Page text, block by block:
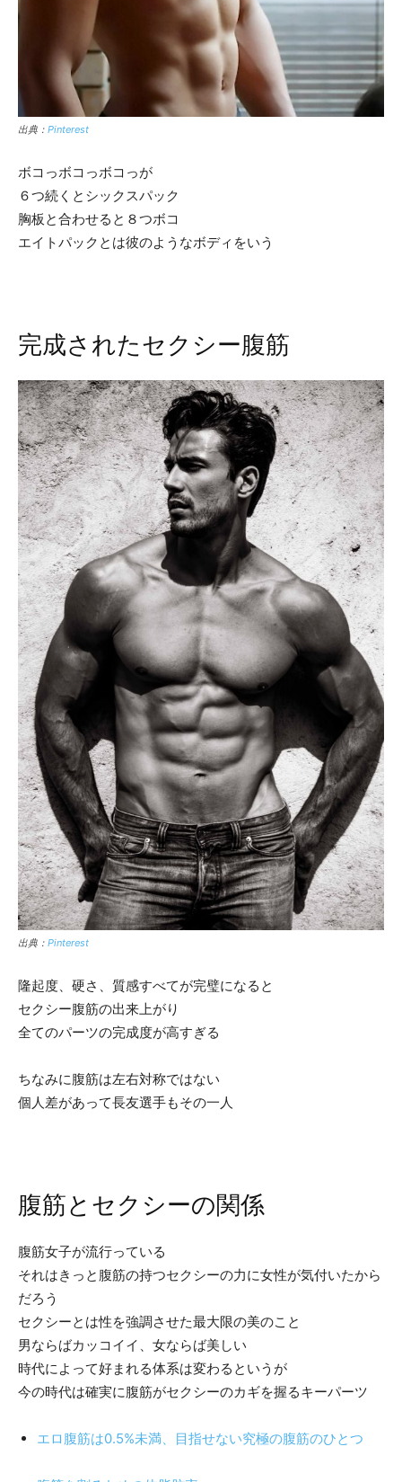
出典： Pinterest
ボコっボコっボコっが
６つ続くとシックスパック
胸板と合わせると８つボコ
エイトパックとは彼のようなボディをいう
完成されたセクシー腹筋
出典： Pinterest
隆起度、硬さ、質感すべてが完璧になると
セクシー腹筋の出来上がり
全てのパーツの完成度が高すぎる
ちなみに腹筋は左右対称ではない
個人差があって長友選手もその一人
腹筋とセクシーの関係
腹筋女子が流行っている
それはきっと腹筋の持つセクシーの力に女性が気付いたから
だろう
セクシーとは性を強調させた最大限の美のこと
男ならばカッコイイ、女ならば美しい
時代によって好まれる体系は変わるというが
今の時代は確実に腹筋がセクシーのカギを握るキーパーツ
エロ腹筋は0.5%未満、目指せない究極の腹筋のひとつ